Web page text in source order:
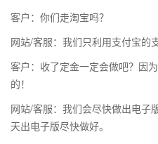
客户：你们走淘宝吗？
网站/客服：我们只利用支付宝的
客户：收了定金一定会做吧？因
的！
网站/客服：我们会尽快做出电子
天出电子版尽快做好。